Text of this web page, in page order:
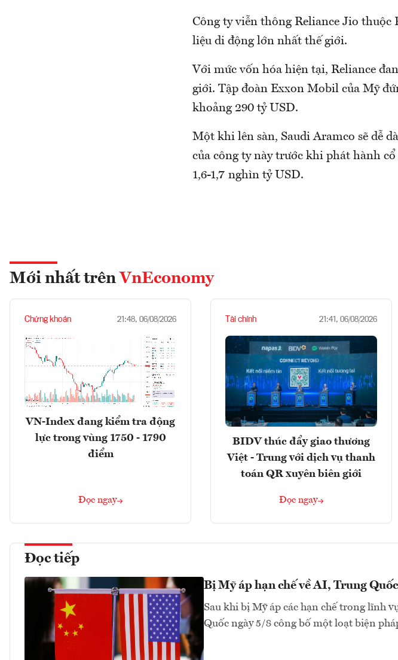
Công ty viễn thông Reliance Jio thuộc
liệu di động lớn nhất thế giới.
Với mức vốn hóa hiện tại, Reliance
giới. Tập đoàn Exxon Mobil của Mỹ
khoảng 290 tỷ USD.
Một khi lên sàn, Saudi Aramco sẽ dễ
của công ty này trước khi phát hành
1,6-1,7 nghìn tỷ USD.
Mới nhất trên VnEconomy
Chứng khoán 21:48, 06/08/2026
VN-Index đang kiểm tra động
lực trong vùng 1750 - 1790
điểm
Đọc ngay
Tài chính 21:41, 06/08/2026
BIDV thúc đẩy giao thương
Việt - Trung với dịch vụ thanh
toán QR xuyên biên giới
Đọc ngay
Đọc tiếp
Bị Mỹ áp hạn chế về AI, Trung
Sau khi bị Mỹ áp các hạn chế trong lĩnh
Quốc ngày 5/8 công bố một loạt biện